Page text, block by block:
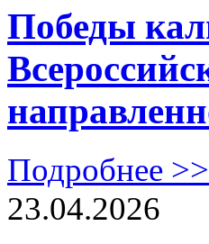
Победы
Подробнее >>
23.04.2026